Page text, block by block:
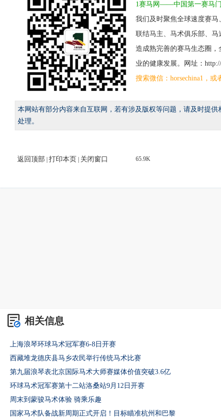
1赛马网——中国第一赛马
我们及时聚焦全球速度赛
联结马主、马术俱乐部、
造成熟完善的赛马生态圈
业的健康发展。网址：http://
搜索微信：horsechina1，
本网站有部分内容来自互联网，若有涉及版权等问题，请及时提
处理。
返回顶部 打印本页 关闭窗口 65.9K
相关信息
上海浪琴环球马术冠军赛6-8日开赛
西藏堆龙德庆县马乡农民举行传统马术比赛
第九届浪琴表北京国际马术大师赛媒体价值突破3.6亿
环球马术冠军赛第十二站洛桑站9月12日开赛
周末到蒙骏马术体验 骑乘乐趣
国家马术队备战新周期正式开启！目标瞄准杭州和巴黎